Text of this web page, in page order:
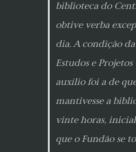
biblioteca do
obtive verba
dia. A condição
Estudos e Projetos
auxílio foi a de
mantivesse a
vinte horas,
que o Fundão se